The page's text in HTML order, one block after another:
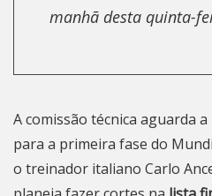
manhã desta quinta-
A comissão técnica aguarda
para a primeira fase do
o treinador italiano Carlo